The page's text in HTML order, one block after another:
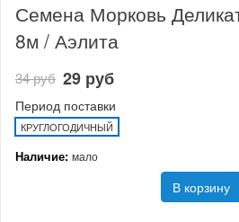
Семена Морковь
8м / Аэлита
34 руб 29 руб
Период поставки
КРУГЛОГОДИЧНЫЙ
Наличие: мало
В корзину